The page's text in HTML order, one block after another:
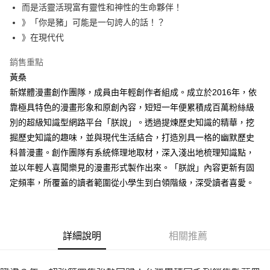
而是活靈活現富有靈性和神性的生命夥伴！
》「你是豬」可能是一句誇人的話！？
》在現代代
銷售重點
黃桑
新媒體漫畫創作團隊，成員由年輕創作者組成。成立於2016年，依
靠極具特色的漫畫形象和原創內容，短短一年便累積成百萬粉絲級
別的超級知識型網路平台「朕說」。透過提煉歷史知識的精華，挖
掘歷史知識的趣味，並與現代生活結合，打造別具一格的幽默歷史
科普漫畫。創作團隊有系統條理地取材，深入淺出地梳理知識點，
並以年輕人喜聞樂見的漫畫形式製作出來。「朕說」內容更新有固
定頻率，所覆蓋的讀者範圍從小學生到白領階級，深受讀者喜愛。
詳細說明 相關推薦